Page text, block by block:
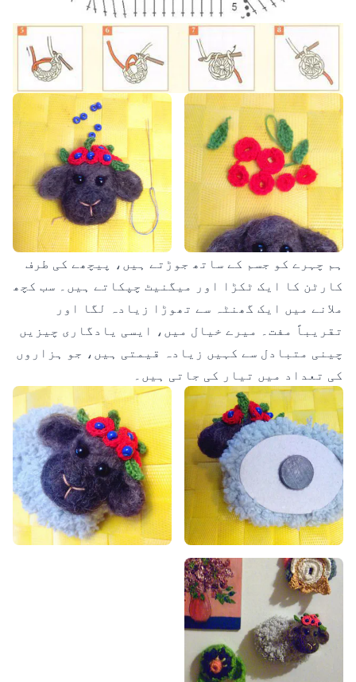
ہم چہرے کو جسم کے ساتھ جوڑتے ہیں، پیچھے کی طرف
کارٹن کا ایک ٹکڑا اور میگنیٹ چپکاتے ہیں۔ سب کچھ
ملانے میں ایک گھنٹہ سے تھوڑا زیادہ لگا اور
تقریباً مفت۔ میرے خیال میں، ایسی یادگاری چیزیں
چینی متبادل سے کہیں زیادہ قیمتی ہیں، جو ہزاروں
کی تعداد میں تیار کی جاتی ہیں۔